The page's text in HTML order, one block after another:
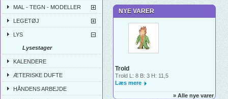
MAL - TEGN - MODELLER
LEGETØJ
LYS
Lysestager
KALENDERE
ÆTERISKE DUFTE
HÅNDENS ARBEJDE
NYE VARER
Trold
Trold L: 8 B: 3 H: 11,5
Læs mere
» Alle nye varer